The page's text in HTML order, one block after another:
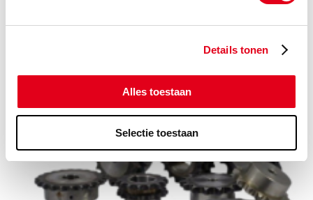
Details tonen
Alles toestaan
Selectie toestaan